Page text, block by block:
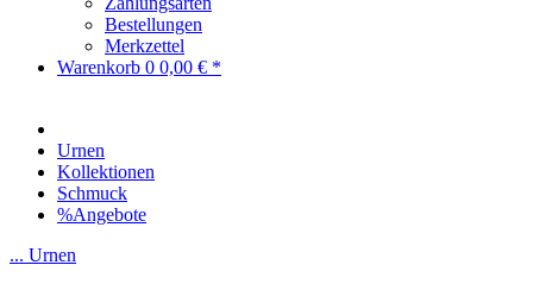
Bestellungen
Merkzettel
Warenkorb 0 0,00 € *
Urnen
Kollektionen
Schmuck
%Angebote
... Urnen